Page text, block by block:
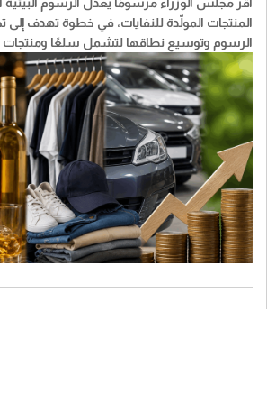
المنتجات المولّدة للنفايات، في خطوة تهدف
الرسوم وتوسيع نطاقها لتشمل سلعًا ومنتجات